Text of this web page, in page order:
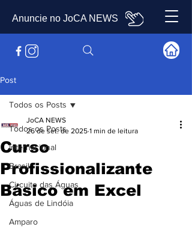
Anuncie no JoCA NEWS
Post
Todos os Posts
Internacional
Brasil
Circuito das Águas
Águas de Lindóia
Amparo
Todos os Posts
Curso
Profissionalizante
Básico em Excel
JoCA NEWS
26 de set. de 2025 1 min de leitura